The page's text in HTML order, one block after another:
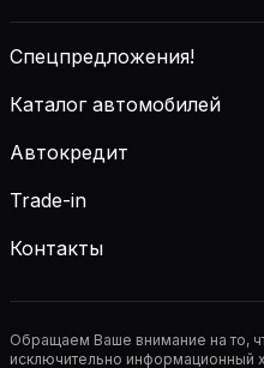
Спецпредложения!
Каталог автомобилей
Автокредит
Trade-in
Контакты
Обращаем Ваше внимание на то,
исключительно информационный